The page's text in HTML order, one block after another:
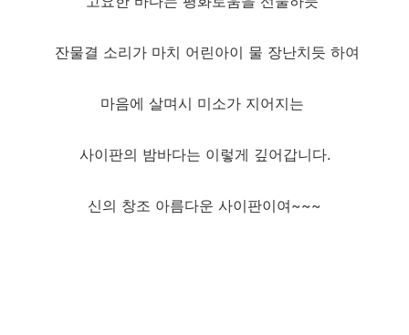
잔물결 소리가 마치 어린아이 물 장난치듯 하여
마음에 살며시 미소가 지어지는
사이판의 밤바다는 이렇게 깊어갑니다.
신의 창조 아름다운 사이판이여~~~